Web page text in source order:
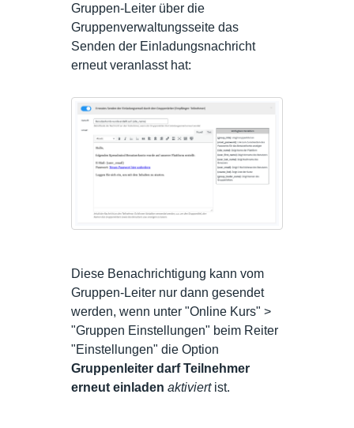
Gruppen-Leiter über die
Gruppenverwaltungsseite das
Senden der Einladungsnachricht
erneut veranlasst hat:
Diese Benachrichtigung kann vom
Gruppen-Leiter nur dann gesendet
werden, wenn unter "Online Kurs" >
"Gruppen Einstellungen" beim Reiter
"Einstellungen" die Option
Gruppenleiter darf Teilnehmer
erneut einladen aktiviertist.